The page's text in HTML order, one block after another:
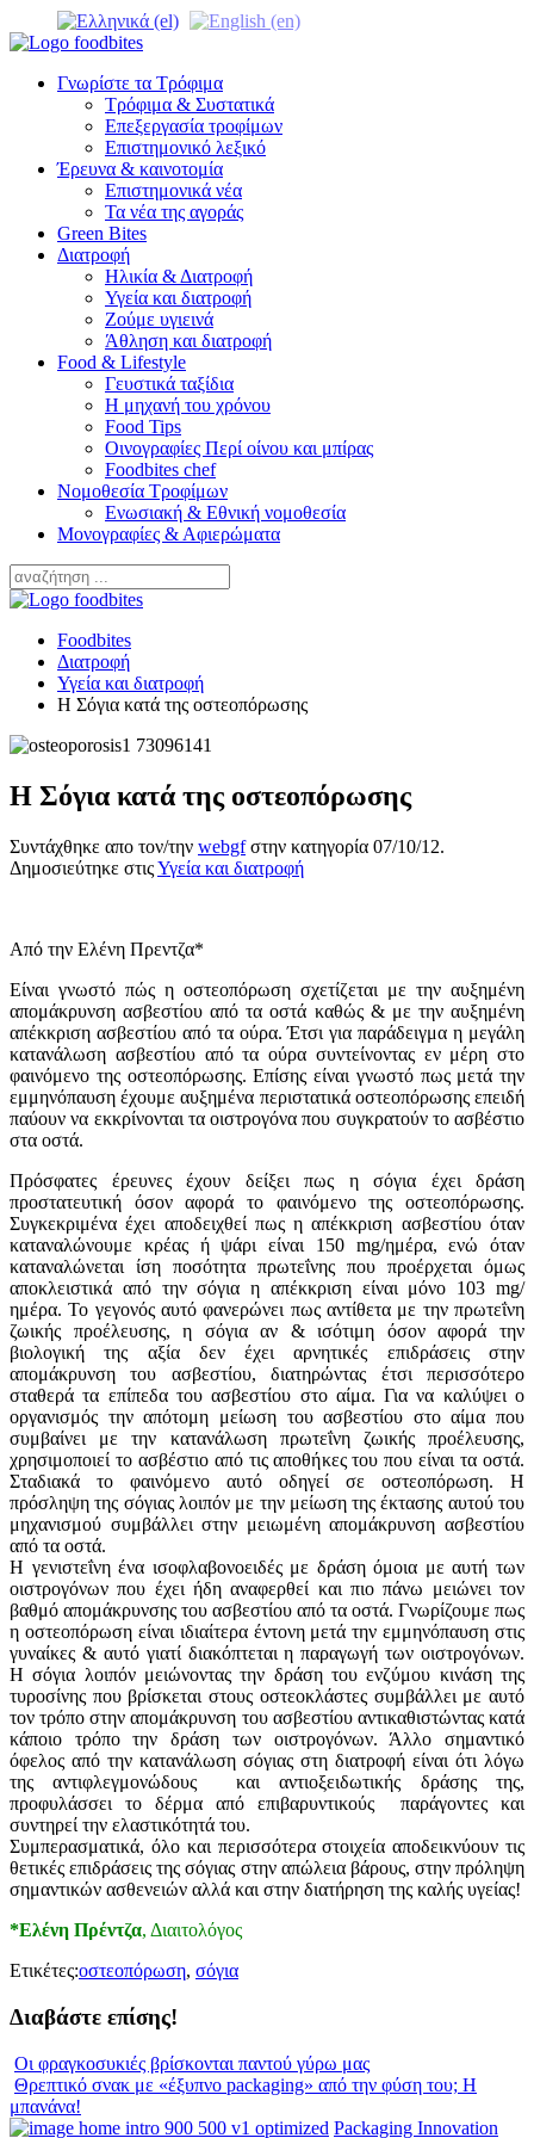
Γνωρίστε τα Τρόφιμα
Τρόφιμα & Συστατικά
Επεξεργασία τροφίμων
Επιστημονικό λεξικό
Έρευνα & καινοτομία
Επιστημονικά νέα
Τα νέα της αγοράς
Green Bites
Διατροφή
Ηλικία & Διατροφή
Υγεία και διατροφή
Ζούμε υγιεινά
Άθληση και διατροφή
Food & Lifestyle
Γευστικά ταξίδια
Η μηχανή του χρόνου
Food Tips
Οινογραφίες Περί οίνου και μπίρας
Foodbites chef
Νομοθεσία Τροφίμων
Ενωσιακή & Εθνική νομοθεσία
Μονογραφίες & Αφιερώματα
Foodbites
Διατροφή
Υγεία και διατροφή
Η Σόγια κατά της οστεοπόρωσης
Η Σόγια κατά της οστεοπόρωσης
Συντάχθηκε απο τον/την webgfστην κατηγορία 07/10/12.
Δημοσιεύτηκε στιςΥγεία και διατροφή
Από την Ελένη Πρεντζα*
Είναι γνωστό πώς η οστεοπόρωση σχετίζεται με την αυξημένη
απομάκρυνση ασβεστίου από τα οστά καθώς & με την αυξημένη
απέκκριση ασβεστίου από τα ούρα. Έτσι για παράδειγμα η μεγάλη
κατανάλωση ασβεστίου από τα ούρα συντείνοντας εν μέρη στο
φαινόμενο της οστεοπόρωσης. Επίσης είναι γνωστό πως μετά την
εμμηνόπαυση έχουμε αυξημένα περιστατικά οστεοπόρωσης επειδή
παύουν να εκκρίνονται τα οιστρογόνα που συγκρατούν το ασβέστιο
στα οστά.
Πρόσφατες έρευνες έχουν δείξει πως η σόγια έχει δράση
προστατευτική όσον αφορά το φαινόμενο της οστεοπόρωσης.
Συγκεκριμένα έχει αποδειχθεί πως η απέκκριση ασβεστίου όταν
καταναλώνουμε κρέας ή ψάρι είναι 150 mg/ημέρα, ενώ όταν
καταναλώνεται ίση ποσότητα πρωτεΐνης που προέρχεται όμως
αποκλειστικά από την σόγια η απέκκριση είναι μόνο 103 mg/
ημέρα. Το γεγονός αυτό φανερώνει πως αντίθετα με την πρωτεΐνη
ζωικής προέλευσης, η σόγια αν & ισότιμη όσον αφορά την
βιολογική της αξία δεν έχει αρνητικές επιδράσεις στην
απομάκρυνση του ασβεστίου, διατηρώντας έτσι περισσότερο
σταθερά τα επίπεδα του ασβεστίου στο αίμα. Για να καλύψει ο
οργανισμός την απότομη μείωση του ασβεστίου στο αίμα που
συμβαίνει με την κατανάλωση πρωτεΐνη ζωικής προέλευσης,
χρησιμοποιεί το ασβέστιο από τις αποθήκες του που είναι τα οστά.
Σταδιακά το φαινόμενο αυτό οδηγεί σε οστεοπόρωση. Η
πρόσληψη της σόγιας λοιπόν με την μείωση της έκτασης αυτού του
μηχανισμού συμβάλλει στην μειωμένη απομάκρυνση ασβεστίου
από τα οστά.
Η γενιστεΐνη ένα ισοφλαβονοειδές με δράση όμοια με αυτή των
οιστρογόνων που έχει ήδη αναφερθεί και πιο πάνω μειώνει τον
βαθμό απομάκρυνσης του ασβεστίου από τα οστά. Γνωρίζουμε πως
η οστεοπόρωση είναι ιδιαίτερα έντονη μετά την εμμηνόπαυση στις
γυναίκες & αυτό γιατί διακόπτεται η παραγωγή των οιστρογόνων.
Η σόγια λοιπόν μειώνοντας την δράση του ενζύμου κινάση της
τυροσίνης που βρίσκεται στους οστεοκλάστες συμβάλλει με αυτό
τον τρόπο στην απομάκρυνση του ασβεστίου αντικαθιστώντας κατά
κάποιο τρόπο την δράση των οιστρογόνων. Άλλο σημαντικό
όφελος από την κατανάλωση σόγιας στη διατροφή είναι ότι λόγω
της αντιφλεγμονώδους και αντιοξειδωτικής δράσης της,
προφυλάσσει το δέρμα από επιβαρυντικούς παράγοντες και
συντηρεί την ελαστικότητά του.
Συμπερασματικά, όλο και περισσότερα στοιχεία αποδεικνύουν τις
θετικές επιδράσεις της σόγιας στην απώλεια βάρους, στην πρόληψη
σημαντικών ασθενειών αλλά και στην διατήρηση της καλής υγείας!
*Ελένη Πρέντζα, Διαιτολόγος
Ετικέτες:οστεοπόρωση, σόγια
Διαβάστε επίσης!
Οι φραγκοσυκιές βρίσκονται παντού γύρω μας
Θρεπτικό σνακ με «έξυπνο packaging» από την φύση του; Η
μπανάνα!
Packaging Innovation